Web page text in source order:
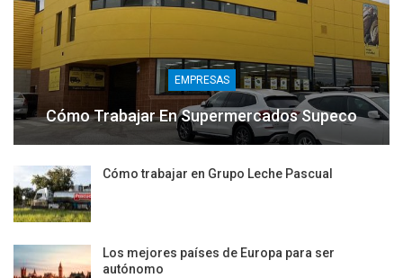
EMPRESAS
Cómo Trabajar En Supermercados Supeco
Cómo trabajar en Grupo Leche Pascual
Los mejores países de Europa para ser
autónomo